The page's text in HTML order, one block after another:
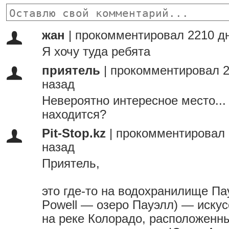
жан
прокомментировал 2210
Я хочу туда ребята
приятель
прокомментировал
назад
Невероятно интересное
находится?
Pit-Stop.kz
прокомментировал
назад
Приятель,
это где-то на водохранилище
Powell — озеро Пауэлл) —
на реке Колорадо,